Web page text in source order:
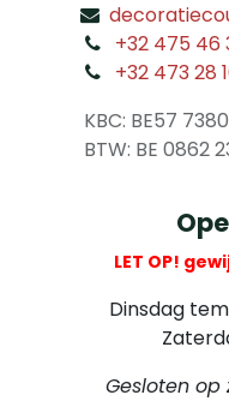
+32 475 46
+32 473 28
KBC: BE57
BTW: BE 0862
LET OP!
Dinsdag
Gesloten